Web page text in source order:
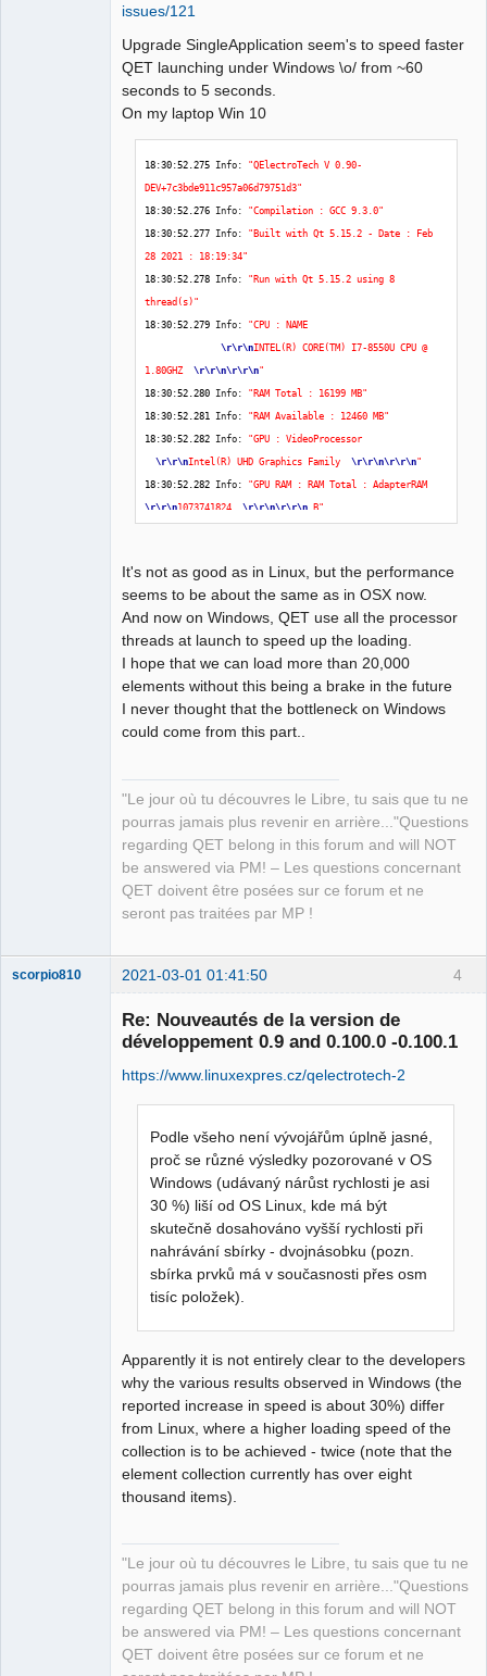
issues/121
Upgrade SingleApplication seem's to speed faster
QET launching under Windows \o/ from ~60
seconds to 5 seconds.
On my laptop Win 10
18:30:52.275 Info: "QElectroTech V 0.90-
DEV+7c3bde911c957a06d79751d3"
18:30:52.276 Info: "Compilation : GCC 9.3.0"
18:30:52.277 Info: "Built with Qt 5.15.2 - Date : Feb
28 2021 : 18:19:34"
18:30:52.278 Info: "Run with Qt 5.15.2 using 8
thread(s)"
18:30:52.279 Info: "CPU : NAME
\r\r\nINTEL(R) CORE(TM) I7-8550U CPU @
1.80GHZ \r\r\n\r\r\n"
18:30:52.280 Info: "RAM Total : 16199 MB"
18:30:52.281 Info: "RAM Available : 12460 MB"
18:30:52.282 Info: "GPU : VideoProcessor
\r\r\nIntel(R) UHD Graphics Family \r\r\n\r\r\n"
18:30:52.282 Info:
\r\r\n1073741824 \r\r\n\r\r\n B"
18:30:52.284 Info: *** Qt screens ***
18:30 :52.284 Info: "( 1 : 3840 x 2160 )"
18:30:52.608 Info: Elements collection reload
18:30: 57.795 Info: Elements collection finished to be
loaded
It's not as good as in Linux, but the performance
seems to be about the same as in OSX now.
And now on Windows, QET use all the processor
threads at launch to speed up the loading.
I hope that we can load more than 20,000
elements without this being a brake in the future
I never thought that the bottleneck on Windows
could come from this part..
"Le jour où tu découvres le Libre, tu sais que tu ne
pourras jamais plus revenir en arrière..."Questions
regarding QET belong in this forum and will NOT
be answered via PM! – Les questions concernant
QET doivent être posées sur ce forum et ne
seront pas traitées par MP !
4
scorpio810 2021-03-01 01:41:50
Re: Nouveautés de la version de
développement 0.9 and 0.100.0 -0.100.1
https://www.linuxexpres.cz/qelectrotech-2
Podle všeho není vývojářům úplně jasné,
proč se různé výsledky pozorované v OS
Windows (udávaný nárůst rychlosti je asi
30 %) liší od OS Linux, kde má být
skutečně dosahováno vyšší rychlosti při
nahrávání sbírky - dvojnásobku (pozn.
sbírka prvků má v současnosti přes osm
tisíc položek).
Apparently it is not entirely clear to the developers
why the various results observed in Windows (the
reported increase in speed is about 30%) differ
from Linux, where a higher loading speed of the
collection is to be achieved - twice (note that the
element collection currently has over eight
thousand items).
"Le jour où tu découvres le Libre, tu sais que tu ne
pourras jamais plus revenir en arrière..."Questions
regarding QET belong in this forum and will NOT
be answered via PM! – Les questions concernant
QET doivent être posées sur ce forum et ne